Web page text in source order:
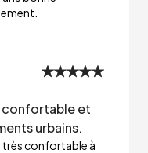
et
urbains.
confortable à